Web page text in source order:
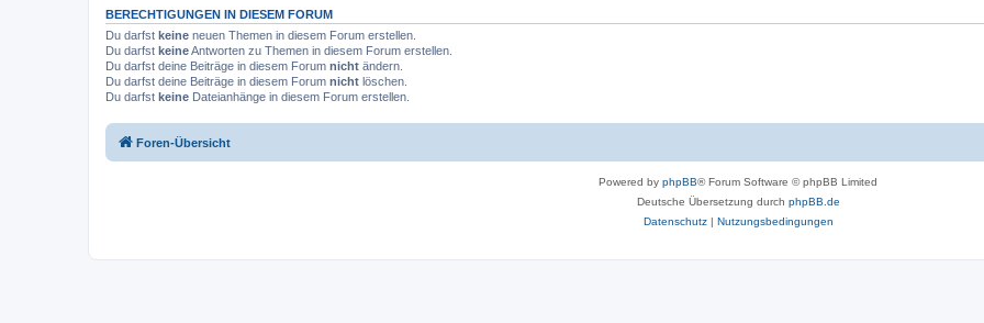
BERECHTIGUNGEN IN DIESEM FORUM
Du darfst keine neuen Themen in diesem Forum erstellen.
Du darfst keineAntworten zu Themen in diesem Forum erstellen.
Du darfst deine Beiträge in diesem Forum nicht ändern.
Du darfst deine Beiträge in diesem Forum nicht löschen.
Du darfst keine Dateianhänge in diesem Forum erstellen.
Foren-Übersicht
Powered by phpBB® Forum Software © phpBB Limited
Deutsche Übersetzung durch phpBB.de
Datenschutz| Nutzungsbedingungen